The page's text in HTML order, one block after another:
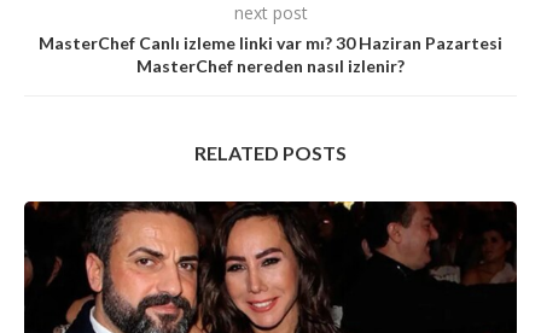
next post
MasterChef Canlı izleme linki var mı? 30 Haziran Pazartesi
MasterChef nereden nasıl izlenir?
RELATED POSTS